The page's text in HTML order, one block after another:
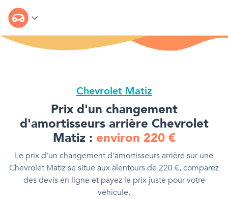
Chevrolet Matiz
Prix d'un changement
d'amortisseurs arrière Chevrolet
Matiz: environ 220 €
Le prix d'un changement d'amortisseurs arrière sur une
Chevrolet Matizse situe aux alentours de 220€, comparez
des devis en ligne et payez le prix juste pour votre
véhicule.